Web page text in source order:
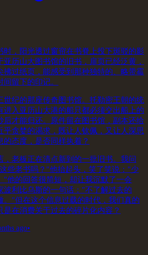
时，阳光透过窗帘在书脊上投下斑驳的影
历山大图书馆的旧书，扉页已经泛黄，
拂过纸页，能感受到那种独特的、略带霉
留下的印记。
世纪的那座传奇图书馆。托勒密王朝的统
进入亚历山大港的船只都必须交出船上的
后才能归还。原件留在图书馆，副本还给
乎贪婪的渴求，既让人钦佩，又让人深思
态度，是否同样执着？
，老板正在清点新到的一批旧书。我问
些老书吗？"他抬起头，笑了笑说："少
"他的回答很简短，却让我沉默了一会
波利比乌斯的一句话："不了解过去的
。"但在这个信息过载的时代，我们真的
是在消费关于过去的碎片化内容？
ago•